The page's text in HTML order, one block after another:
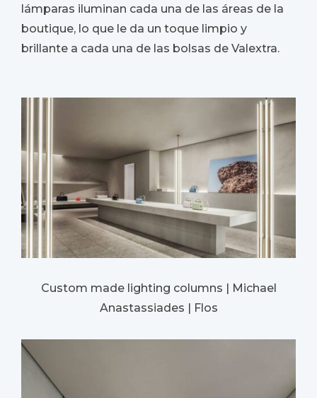
lámparas iluminan cada una de las áreas de la
boutique, lo que le da un toque limpio y
brillante a cada una de las bolsas de Valextra.
Custom made lighting columns | Michael
Anastassiades | Flos